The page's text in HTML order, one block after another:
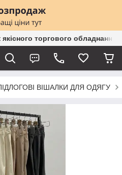
торгового обладнання
ВІШАЛКИ ДЛЯ ОДЯГУ